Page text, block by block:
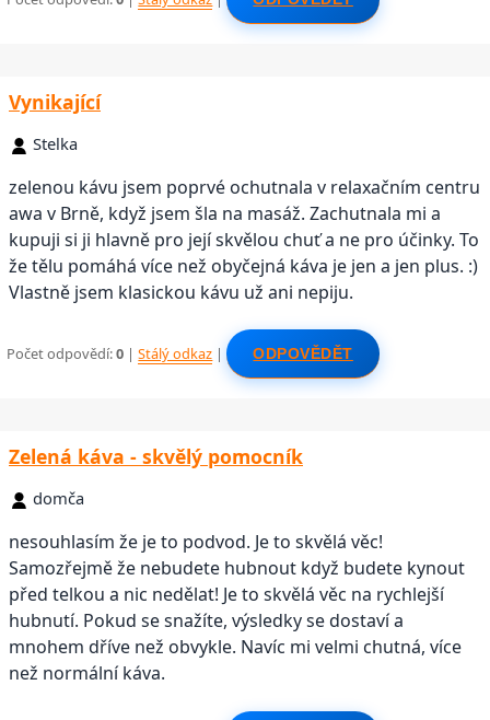
Vynikající
Stelka
zelenou kávu jsem poprvé ochutnala v relaxačním centru
awa v Brně, když jsem šla na masáž. Zachutnala mi a
kupuji si ji hlavně pro její skvělou chuť a ne pro účinky. To
že tělu pomáhá více než obyčejná káva je jen a jen plus. :)
Vlastně jsem klasickou kávu už ani nepiju.
Počet odpovědí:0 |Stálý odkaz | ODPOVĚDĚT
Zelená káva - skvělý pomocník
domča
nesouhlasím že je to podvod. Je to skvělá věc!
Samozřejmě že nebudete hubnout když budete kynout
před telkou a nic nedělat! Je to skvělá věc na rychlejší
hubnutí. Pokud se snažíte, výsledky se dostaví a
mnohem dříve než obvykle. Navíc mi velmi chutná, více
než normální káva.